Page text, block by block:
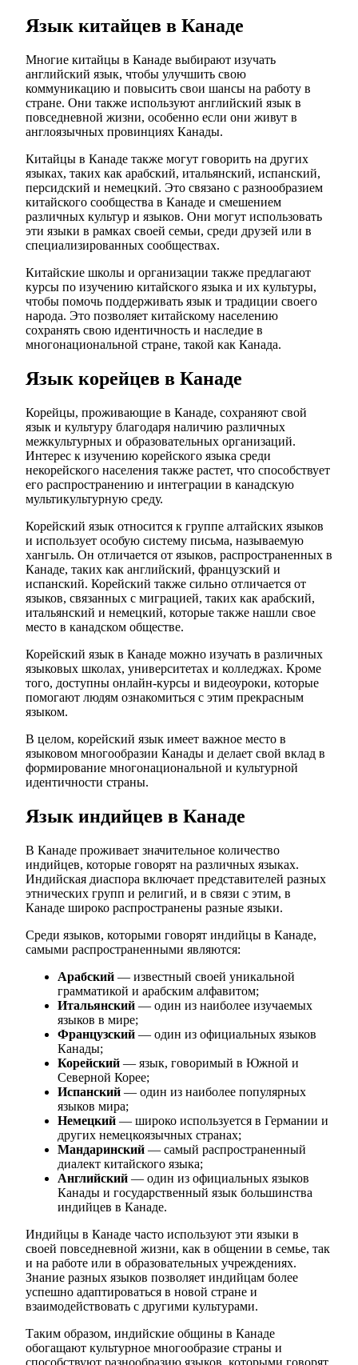
Язык китайцев в Канаде
Многие китайцы в Канаде выбирают изучать
английский язык, чтобы улучшить свою
коммуникацию и повысить свои шансы на работу в
стране. Они также используют английский язык в
повседневной жизни, особенно если они живут в
англоязычных провинциях Канады.
Китайцы в Канаде также могут говорить на других
языках, таких как арабский, итальянский, испанский,
персидский и немецкий. Это связано с разнообразием
китайского сообщества в Канаде и смешением
различных культур и языков. Они могут использовать
эти языки в рамках своей семьи, среди друзей или в
специализированных сообществах.
Китайские школы и организации также предлагают
курсы по изучению китайского языка и их культуры,
чтобы помочь поддерживать язык и традиции своего
народа. Это позволяет китайскому населению
сохранять свою идентичность и наследие в
многонациональной стране, такой как Канада.
Язык корейцев в Канаде
Корейцы, проживающие в Канаде, сохраняют свой
язык и культуру благодаря наличию различных
межкультурных и образовательных организаций.
Интерес к изучению корейского языка среди
некорейского населения также растет, что способствует
его распространению и интеграции в канадскую
мультикультурную среду.
Корейский язык относится к группе алтайских языков
и использует особую систему письма, называемую
хангыль. Он отличается от языков, распространенных в
Канаде, таких как английский, французский и
испанский. Корейский также сильно отличается от
языков, связанных с миграцией, таких как арабский,
итальянский и немецкий, которые также нашли свое
место в канадском обществе.
Корейский язык в Канаде можно изучать в различных
языковых школах, университетах и колледжах. Кроме
того, доступны онлайн-курсы и видеоуроки, которые
помогают людям ознакомиться с этим прекрасным
языком.
В целом, корейский язык имеет важное место в
языковом многообразии Канады и делает свой вклад в
формирование многонациональной и культурной
идентичности страны.
Язык индийцев в Канаде
В Канаде проживает значительное количество
индийцев, которые говорят на различных языках.
Индийская диаспора включает представителей разных
этнических групп и религий, и в связи с этим, в
Канаде широко распространены разные языки.
Среди языков, которыми говорят индийцы в Канаде,
самыми распространенными являются:
Арабский — известный своей уникальной
грамматикой и арабским алфавитом;
Итальянский — один из наиболее изучаемых
языков в мире;
Французский — один из официальных языков
Канады;
Корейский — язык, говоримый в Южной и
Северной Корее;
Испанский — один из наиболее популярных
языков мира;
Немецкий — широко используется в Германии и
других немецкоязычных странах;
Мандаринский — самый распространенный
диалект китайского языка;
Английский — один из официальных языков
Канады и государственный язык большинства
индийцев в Канаде.
Индийцы в Канаде часто используют эти языки в
своей повседневной жизни, как в общении в семье, так
и на работе или в образовательных учреждениях.
Знание разных языков позволяет индийцам более
успешно адаптироваться в новой стране и
взаимодействовать с другими культурами.
Таким образом, индийские общины в Канаде
обогащают культурное многообразие страны и
способствуют разнообразию языков, которыми говорят